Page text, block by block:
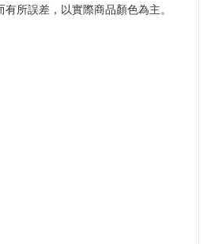
所誤差，以實際商品顏色為主。